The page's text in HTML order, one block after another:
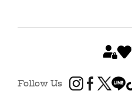
Follow Us